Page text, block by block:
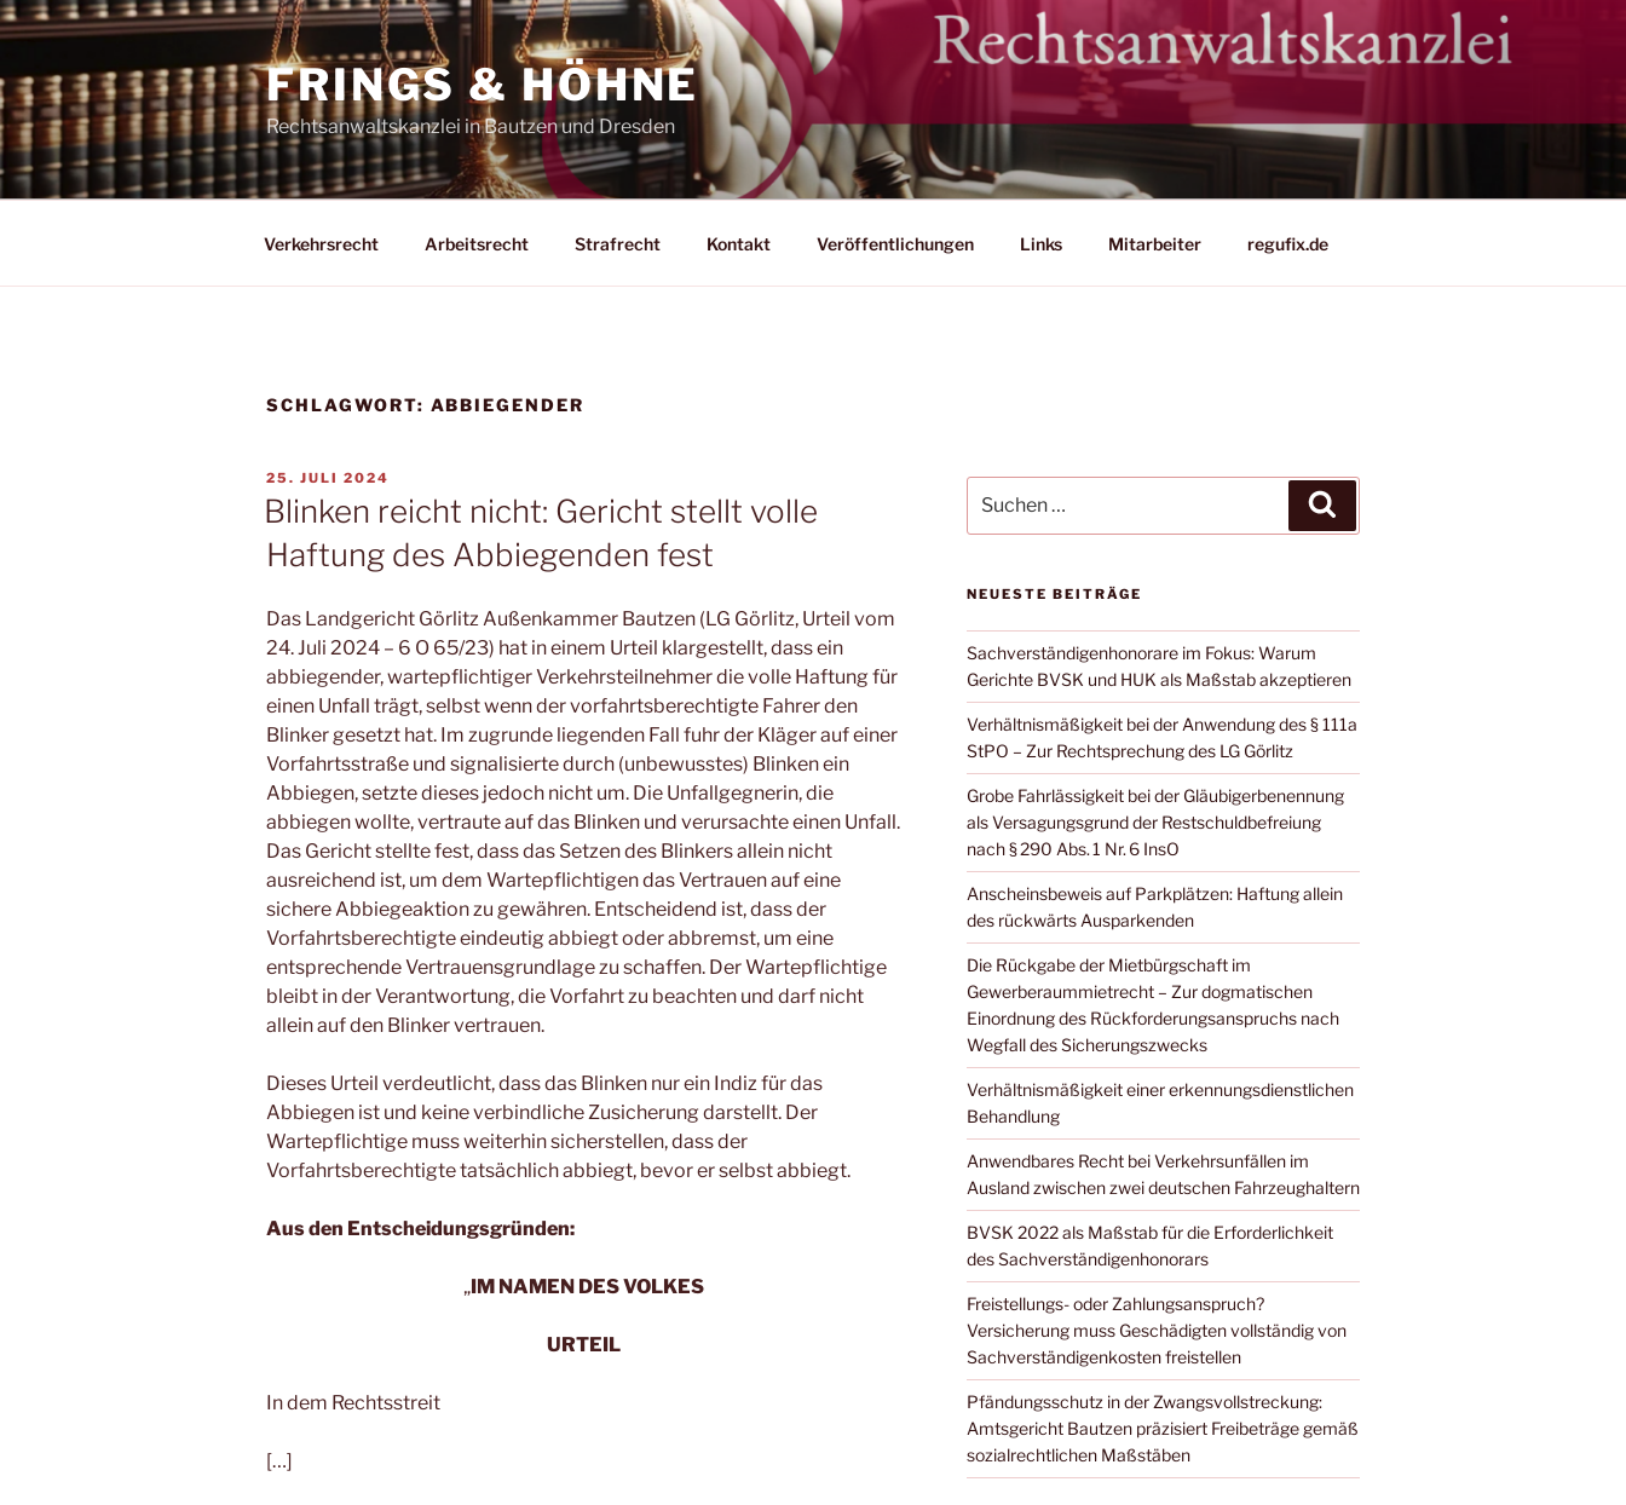
Zum
Inhalt
springen
FRINGS & HÖHNE
Rechtsanwaltskanzlei in Bautzen und Dresden
Verkehrsrecht Arbeitsrecht Strafrecht Kontakt Veröffentlichungen Links Mitarbeiter regufix.de
SCHLAGWORT: ABBIEGENDER
VERÖFFENTLICHT
AM
25. JULI 2024
Blinken reicht nicht: Gericht stellt volle
Haftung des Abbiegenden fest
Das Landgericht Görlitz Außenkammer Bautzen (LG Görlitz, Urteil vom
24. Juli 2024 – 6 O 65/23) hat in einem Urteil klargestellt, dass ein
abbiegender, wartepflichtiger Verkehrsteilnehmer die volle Haftung für
einen Unfall trägt, selbst wenn der vorfahrtsberechtigte Fahrer den
Blinker gesetzt hat. Im zugrunde liegenden Fall fuhr der Kläger auf einer
Vorfahrtsstraße und signalisierte durch (unbewusstes) Blinken ein
Abbiegen, setzte dieses jedoch nicht um. Die Unfallgegnerin, die
abbiegen wollte, vertraute auf das Blinken und verursachte einen Unfall.
Das Gericht stellte fest, dass das Setzen des Blinkers allein nicht
ausreichend ist, um dem Wartepflichtigen das Vertrauen auf eine
sichere Abbiegeaktion zu gewähren. Entscheidend ist, dass der
Vorfahrtsberechtigte eindeutig abbiegt oder abbremst, um eine
entsprechende Vertrauensgrundlage zu schaffen. Der Wartepflichtige
bleibt in der Verantwortung, die Vorfahrt zu beachten und darf nicht
allein auf den Blinker vertrauen.
Dieses Urteil verdeutlicht, dass das Blinken nur ein Indiz für das
Abbiegen ist und keine verbindliche Zusicherung darstellt. Der
Wartepflichtige muss weiterhin sicherstellen, dass der
Vorfahrtsberechtigte tatsächlich abbiegt, bevor er selbst abbiegt.
Aus den Entscheidungsgründen:
„IM NAMEN DES VOLKES
URTEIL
In dem Rechtsstreit
[…]
nach:
NEUESTE BEITRÄGE
Sachverständigenhonorare im Fokus: Warum
Gerichte BVSK und HUK als Maßstab akzeptieren
Verhältnismäßigkeit bei der Anwendung des § 111a
StPO – Zur Rechtsprechung des LG Görlitz
Grobe Fahrlässigkeit bei der Gläubigerbenennung
als Versagungsgrund der Restschuldbefreiung
nach § 290 Abs. 1 Nr. 6 InsO
Anscheinsbeweis auf Parkplätzen: Haftung allein
des rückwärts Ausparkenden
Die Rückgabe der Mietbürgschaft im
Gewerberaummietrecht – Zur dogmatischen
Einordnung des Rückforderungsanspruchs nach
Wegfall des Sicherungszwecks
Verhältnismäßigkeit einer erkennungsdienstlichen
Behandlung
Anwendbares Recht bei Verkehrsunfällen im
Ausland zwischen zwei deutschen Fahrzeughaltern
BVSK 2022 als Maßstab für die Erforderlichkeit
des Sachverständigenhonorars
Freistellungs- oder Zahlungsanspruch?
Versicherung muss Geschädigten vollständig von
Sachverständigenkosten freistellen
Pfändungsschutz in der Zwangsvollstreckung:
Amtsgericht Bautzen präzisiert Freibeträge gemäß
sozialrechtlichen Maßstäben